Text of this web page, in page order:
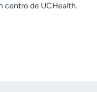
centro de UCHealth.